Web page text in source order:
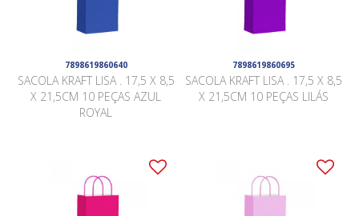
7898619860640
SACOLA KRAFT LISA . 17,5 X 8,5
X 21,5CM 10 PEÇAS AZUL
ROYAL
7898619860695
SACOLA KRAFT LISA . 17,5 X 8,5
X 21,5CM 10 PEÇAS LILÁS